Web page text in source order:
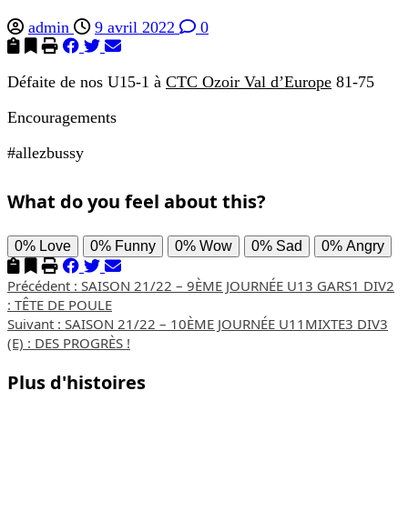
admin 9 avril 2022 0
Défaite de nos U15-1 à CTC Ozoir Val d’Europe 81-75
Encouragements
#allezbussy
What do you feel about this?
0% Love 0% Funny 0% Wow 0% Sad 0% Angry
Navigation
d’article
Précédent : SAISON 21/22 – 9ÈME JOURNÉE U13 GARS1 DIV2
: TÊTE DE POULE
Suivant : SAISON 21/22 – 10ÈME JOURNÉE U11MIXTE3 DIV3
(E) : DES PROGRÈS !
Plus d'histoires